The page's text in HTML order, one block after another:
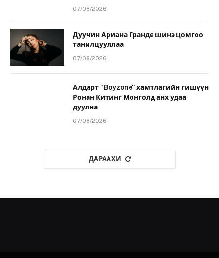
07/08/2026
Дуучин Ариана Гранде шинэ цомгоо
танилцууллаа
07/08/2026
Алдарт “Boyzone” хамтлагийн гишүүн
Ронан Китинг Монголд анх удаа
дуулна
07/08/2026
ДАРААХИ